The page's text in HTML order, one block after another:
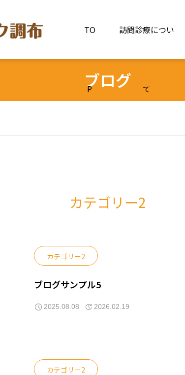
TO
P
訪問診療につい
て
ブログ
カテゴリー2
カテゴリー2
ブログサンプル5
2025.08.08 2026.02.19
カテゴリー2